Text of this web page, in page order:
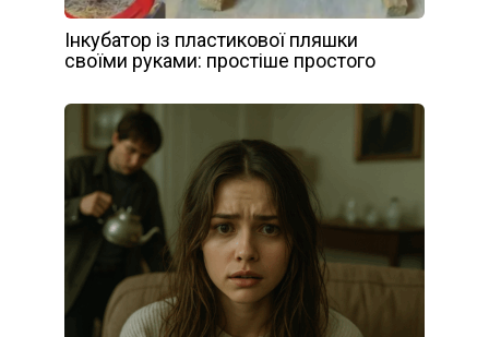
Інкубатор із пластикової пляшки
своїми руками: простіше простого